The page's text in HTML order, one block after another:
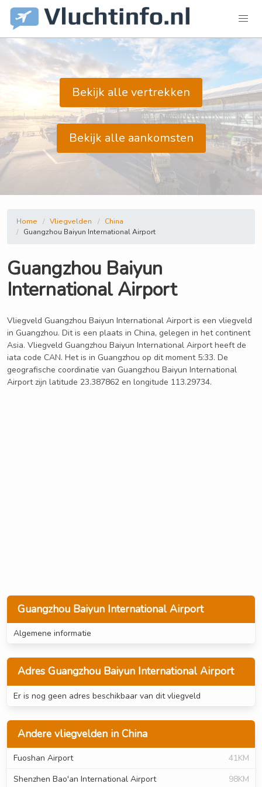
Bekijk alle vertrekken
Bekijk alle aankomsten
Guangzhou Baiyun International Airport
Algemene informatie
Adres Guangzhou Baiyun International Airport
Er is nog geen adres beschikbaar van dit vliegveld
Andere vliegvelden in China
Fuoshan Airport
41KM
Shenzhen Bao'an International Airport
98KM
Home Vliegvelden
China
Guangzhou Baiyun International Airport
Guangzhou Baiyun
International Airport
Vliegveld Guangzhou Baiyun International Airport is een vliegveld
in Guangzhou. Dit is een plaats in China, gelegen in het continent
Asia. Vliegveld Guangzhou Baiyun International Airport heeft de
iata code CAN. Het is in Guangzhou op dit moment 5:33. De
geografische coordinatie van Guangzhou Baiyun International
Airport zijn latitude 23.387862 en longitude 113.29734.